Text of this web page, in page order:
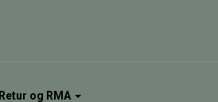
Retur og RMA